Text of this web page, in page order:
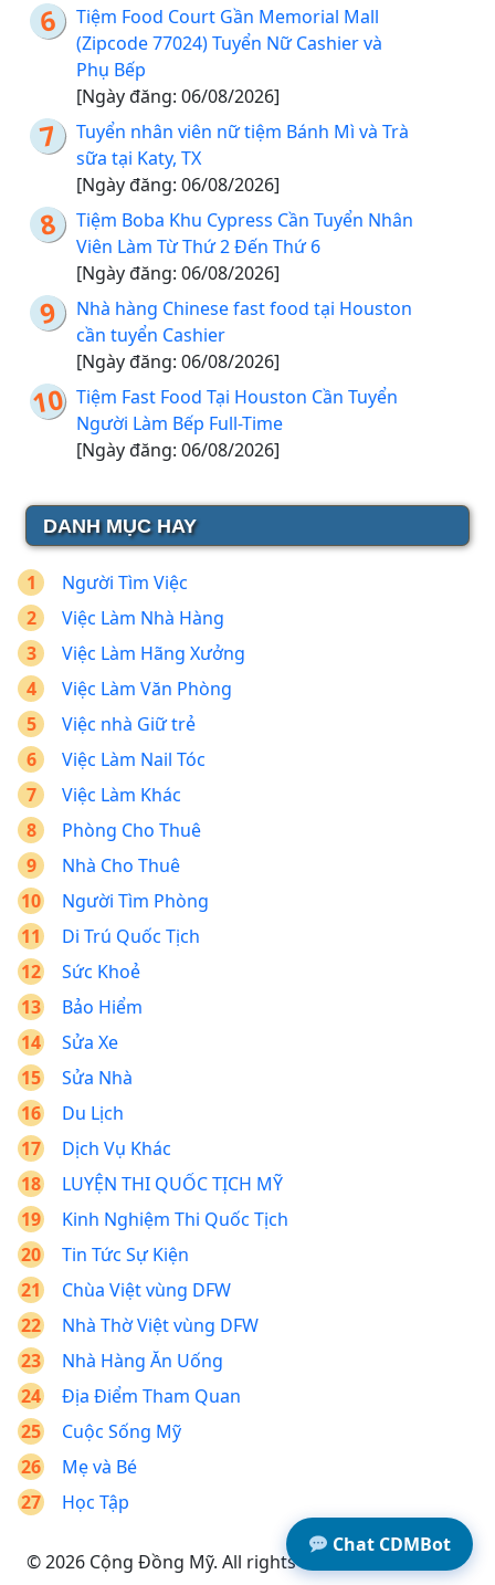
Tiệm Food Court Gần Memorial Mall
(Zipcode 77024) Tuyển Nữ Cashier và
Phụ Bếp
[Ngày đăng: 06/08/2026]
Tuyển nhân viên nữ tiệm Bánh Mì và Trà
sữa tại Katy, TX
[Ngày đăng: 06/08/2026]
Tiệm Boba Khu Cypress Cần Tuyển Nhân
Viên Làm Từ Thứ 2 Đến Thứ 6
[Ngày đăng: 06/08/2026]
Nhà hàng Chinese fast food tại Houston
cần tuyển Cashier
[Ngày đăng: 06/08/2026]
Tiệm Fast Food Tại Houston Cần Tuyển
Người Làm Bếp Full-Time
[Ngày đăng: 06/08/2026]
DANH MỤC HAY
Người Tìm Việc
Việc Làm Nhà Hàng
Việc Làm Hãng Xưởng
Việc Làm Văn Phòng
Việc nhà Giữ trẻ
Việc Làm Nail Tóc
Việc Làm Khác
Phòng Cho Thuê
Nhà Cho Thuê
Người Tìm Phòng
Di Trú Quốc Tịch
Sức Khoẻ
Bảo Hiểm
Sửa Xe
Sửa Nhà
Du Lịch
Dịch Vụ Khác
LUYỆN THI QUỐC TỊCH MỸ
Kinh Nghiệm Thi Quốc Tịch
Tin Tức Sự Kiện
Chùa Việt vùng DFW
Nhà Thờ Việt vùng DFW
Nhà Hàng Ăn Uống
Địa Điểm Tham Quan
Cuộc Sống Mỹ
Mẹ và Bé
Học Tập
© 2026 Cộng Đồng Mỹ. All rights reserved.
Chat CDMBot